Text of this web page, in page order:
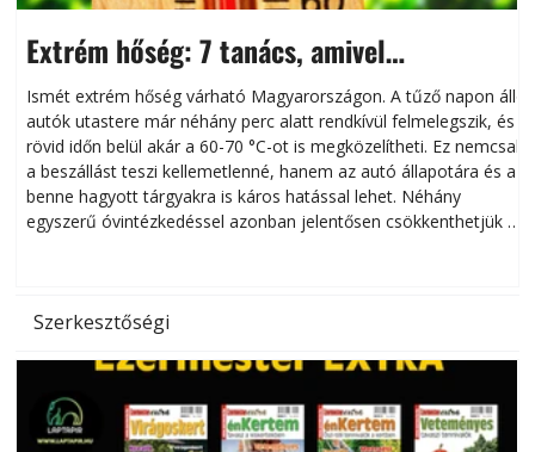
Extrém hőség: 7 tanács, amivel
megóvhatjuk autónkat a nyári károktól
Ismét extrém hőség várható Magyarországon. A tűző napon álló
autók utastere már néhány perc alatt rendkívül felmelegszik, és
rövid időn belül akár a 60-70 °C-ot is megközelítheti. Ez nemcsak
a beszállást teszi kellemetlenné, hanem az autó állapotára és a
benne hagyott tárgyakra is káros hatással lehet. Néhány
egyszerű óvintézkedéssel azonban jelentősen csökkenthetjük a
Szerkesztőségi